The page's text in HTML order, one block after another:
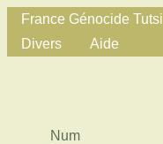
France Génocide Tutsi
Divers
Aide
Num